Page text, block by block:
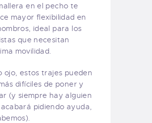
en el pecho te
mayor flexibilidad en
ideal para los
que necesitan
movilidad.
ojo, estos trajes pueden
difíciles de poner y
(y siempre hay alguien
pidiendo ayuda,